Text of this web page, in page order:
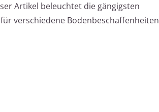
Artikel beleuchtet die gängigsten
verschiedene Bodenbeschaffenheiten